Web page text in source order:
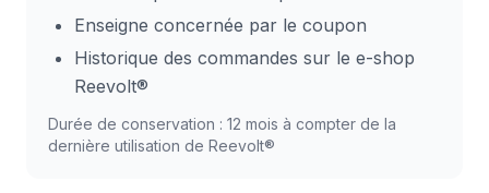
Enseigne concernée par le coupon
Historique des commandes sur le e-shop
Reevolt®
Durée de conservation : 12 mois à compter de la
dernière utilisation de Reevolt®